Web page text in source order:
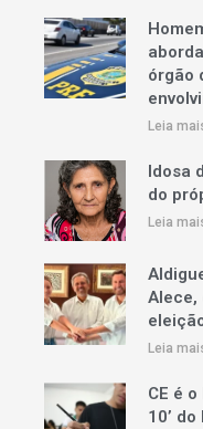
órgão
Leia
Idosa
do
Leia
Alece,
Leia
CE é
10’